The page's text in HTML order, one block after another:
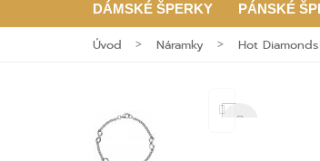
DÁMSKÉ ŠPERKY PÁNSKÉ
Úvod Náramky Hot Diamonds